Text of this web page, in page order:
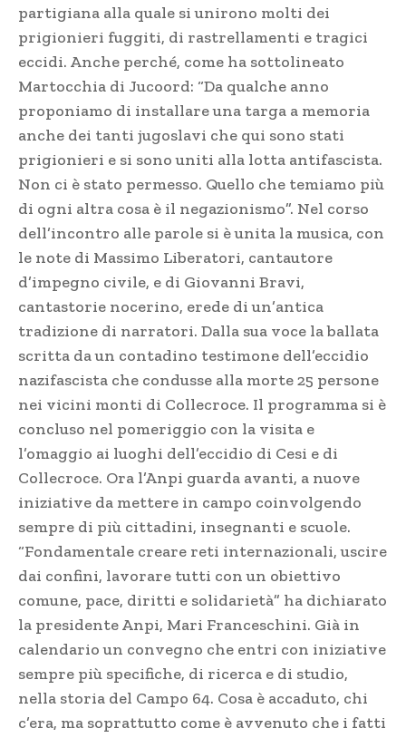
partigiana alla quale si unirono molti dei
prigionieri fuggiti, di rastrellamenti e tragici
eccidi. Anche perché, come ha sottolineato
Martocchia di Jucoord: “Da qualche anno
proponiamo di installare una targa a memoria
anche dei tanti jugoslavi che qui sono stati
prigionieri e si sono uniti alla lotta antifascista.
Non ci è stato permesso. Quello che temiamo più
di ogni altra cosa è il negazionismo”. Nel corso
dell’incontro alle parole si è unita la musica, con
le note di Massimo Liberatori, cantautore
d’impegno civile, e di Giovanni Bravi,
cantastorie nocerino, erede di un’antica
tradizione di narratori. Dalla sua voce la ballata
scritta da un contadino testimone dell’eccidio
nazifascista che condusse alla morte 25 persone
nei vicini monti di Collecroce. Il programma si è
concluso nel pomeriggio con la visita e
l’omaggio ai luoghi dell’eccidio di Cesi e di
Collecroce. Ora l’Anpi guarda avanti, a nuove
iniziative da mettere in campo coinvolgendo
sempre di più cittadini, insegnanti e scuole.
“Fondamentale creare reti internazionali, uscire
dai confini, lavorare tutti con un obiettivo
comune, pace, diritti e solidarietà” ha dichiarato
la presidente Anpi, Mari Franceschini. Già in
calendario un convegno che entri con iniziative
sempre più specifiche, di ricerca e di studio,
nella storia del Campo 64. Cosa è accaduto, chi
c’era, ma soprattutto come è avvenuto che i fatti